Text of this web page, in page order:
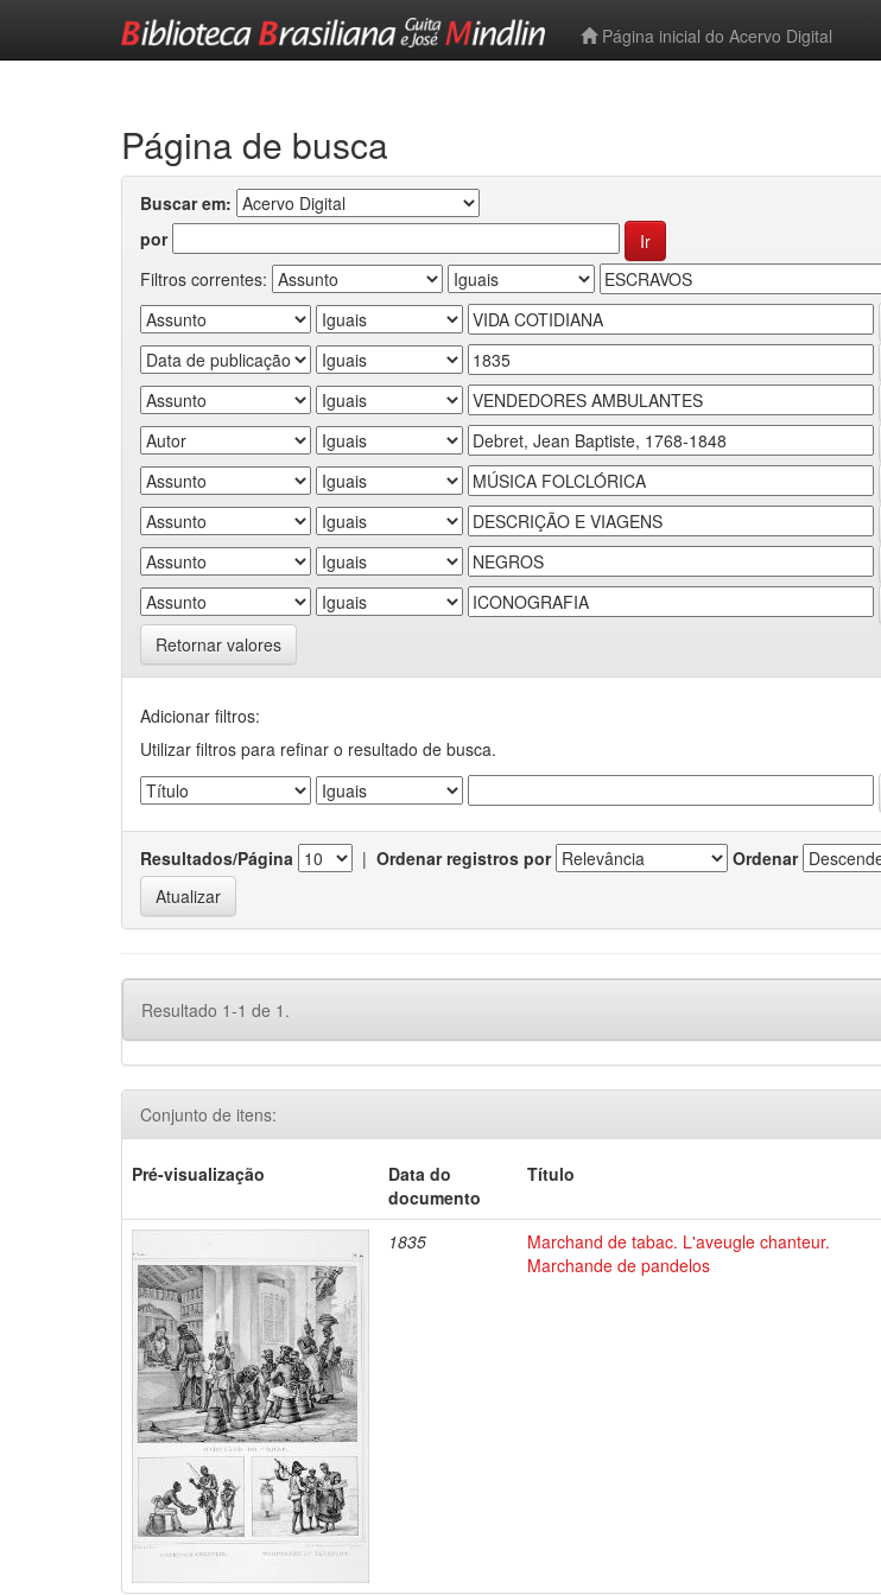
Página inicial do Acervo Digital
Página de busca
Buscar em:
por
Filtros correntes:
Retornar valores
Adicionar filtros:
Utilizar filtros para refinar o resultado de busca.
Resultados/Página | Ordenar registros por Ordenar
Resultado 1-1 de 1.
Conjunto de itens:
Pré-visualização
Data do
documento
Título
1835
Marchand de tabac. L'aveugle chanteur.
Marchande de pandelos